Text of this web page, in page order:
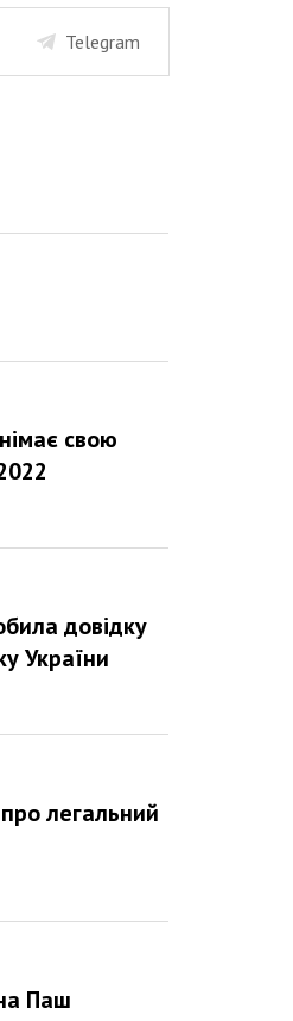
Telegram
свою
довідку
України
легальний
Паш